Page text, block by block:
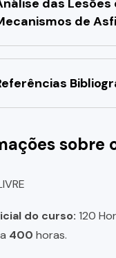
das Lesões
de
sobre
do curso: 120
a 400 horas.